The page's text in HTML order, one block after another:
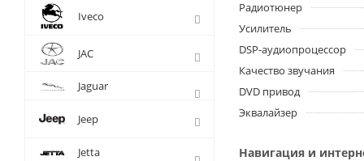
Радиотюнер
Усилитель
DSP-аудиопроцессор
Качество звучания
DVD привод
Эквалайзер
Навигация и
Iveco
JAC
Jaguar
Jeep
Jetta